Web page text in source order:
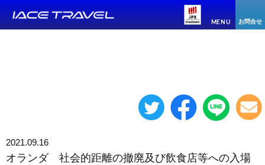
MENU お問合せ
2021.09.16
オランダ 社会的距離の撤廃及び飲食店等への入場